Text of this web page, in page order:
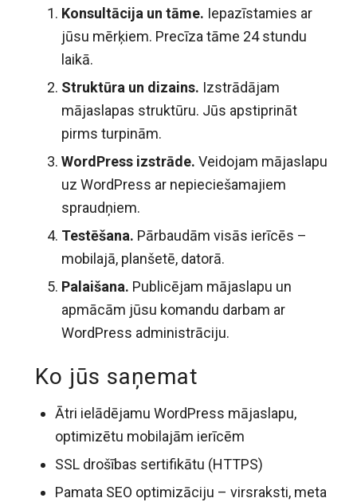
Konsultācija un tāme. Iepazīstamies ar
jūsu mērķiem. Precīza tāme 24 stundu
laikā.
Struktūra un dizains. Izstrādājam
mājaslapas struktūru. Jūs apstiprināt
pirms turpinām.
WordPress izstrāde. Veidojam mājaslapu
uz WordPress ar nepieciešamajiem
spraudņiem.
Testēšana. Pārbaudām visās ierīcēs –
mobilajā, planšetē, datorā.
Palaišana. Publicējam mājaslapu un
apmācām jūsu komandu darbam ar
WordPress administrāciju.
Ko jūs saņemat
Ātri ielādējamu WordPress mājaslapu,
optimizētu mobilajām ierīcēm
SSL drošības sertifikātu (HTTPS)
Pamata SEO optimizāciju – virsraksti, meta